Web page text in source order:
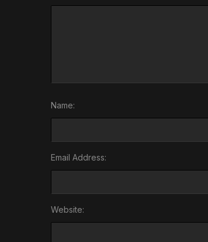
Name:
Email Address:
Website: